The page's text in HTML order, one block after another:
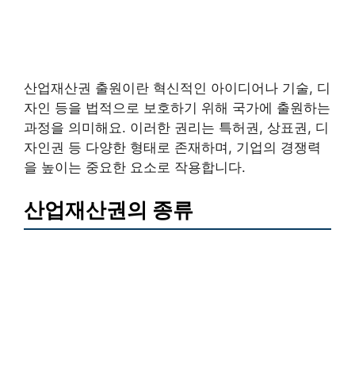
산업재산권 출원이란 혁신적인 아이디어나 기술, 디
자인 등을 법적으로 보호하기 위해 국가에 출원하는
과정을 의미해요. 이러한 권리는 특허권, 상표권, 디
자인권 등 다양한 형태로 존재하며, 기업의 경쟁력
을 높이는 중요한 요소로 작용합니다.
산업재산권의 종류